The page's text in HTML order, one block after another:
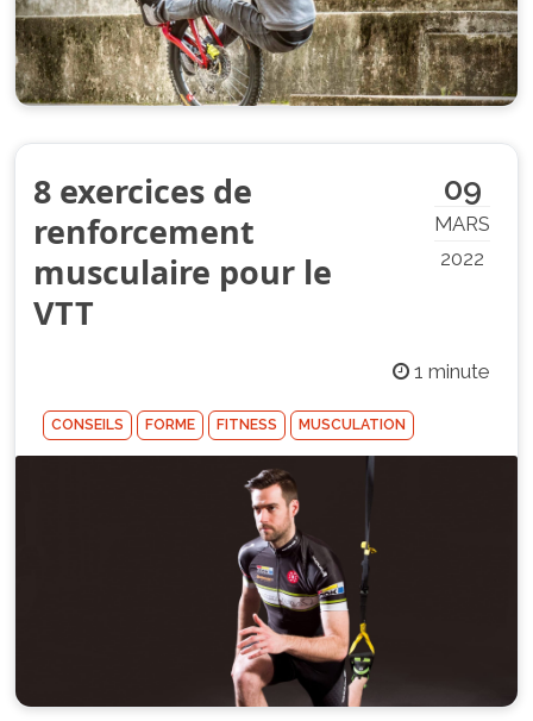
09
MARS
2022
8 exercices de
renforcement
musculaire pour le
VTT
1 minute
CONSEILS FORME FITNESS MUSCULATION